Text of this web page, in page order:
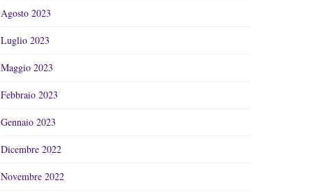
Agosto 2023
Luglio 2023
Maggio 2023
Febbraio 2023
Gennaio 2023
Dicembre 2022
Novembre 2022